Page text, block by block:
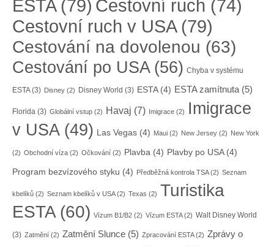
ESTA(79) Cestovní ruch (74)
Cestovní ruch v USA(79)
Cestování na dovolenou (63)
Cestování po USA(56) Chyba v systému
ESTA(3) Disney (2) Disney World (3) ESTA(4) ESTA zamítnuta(5)
Florida (3) Globální vstup (2) Havaj (7) Imigrace (2)
Imigrace
v USA(49) Las Vegas (4) Maui (2) New Jersey (2) New York
(2) Obchodní víza (2) Očkování (2) Plavba (4) Plavby po USA(4)
Program bezvízového styku (4) Předběžná kontrola TSA(2) Seznam
kbelíků (2) Seznam kbelíků v USA(2) Texas (2) Turistika
ESTA(60) Vízum B1/B2 (2) Vízum ESTA(2) Walt Disney World
(3) Zatmění (2) Zatmění Slunce (5) Zpracování ESTA(2) Zprávy o